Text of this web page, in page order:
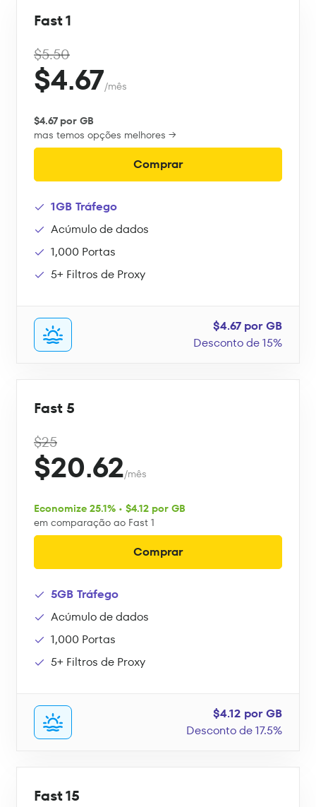
Fast 1
$5.50
$4.67/mês
$4.67 por GB
mas temos opções melhores →
Comprar
1GB Tráfego
Acúmulo de dados
1,000 Portas
5+ Filtros de Proxy
$4.67 por GB
Desconto de 15%
Fast 5
$25
$20.62/mês
Economize 25.1% • $4.12 por GB
em comparação ao Fast 1
Comprar
5GB Tráfego
Acúmulo de dados
1,000 Portas
5+ Filtros de Proxy
$4.12 por GB
Desconto de 17.5%
Fast 15